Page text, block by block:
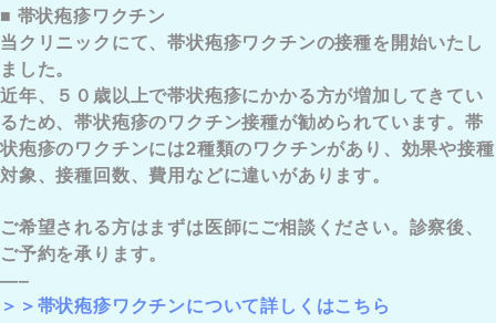
■ 帯状疱疹ワクチン
当クリニックにて、帯状疱疹ワクチンの接種を開始いたし
ました。
近年、５０歳以上で帯状疱疹にかかる方が増加してきてい
るため、帯状疱疹のワクチン接種が勧められています。帯
状疱疹のワクチンには2種類のワクチンがあり、効果や接種
対象、接種回数、費用などに違いがあります。
ご希望される方はまずは医師にご相談ください。診察後、
ご予約を承ります。
—–
＞＞帯状疱疹ワクチンについて詳しくはこちら